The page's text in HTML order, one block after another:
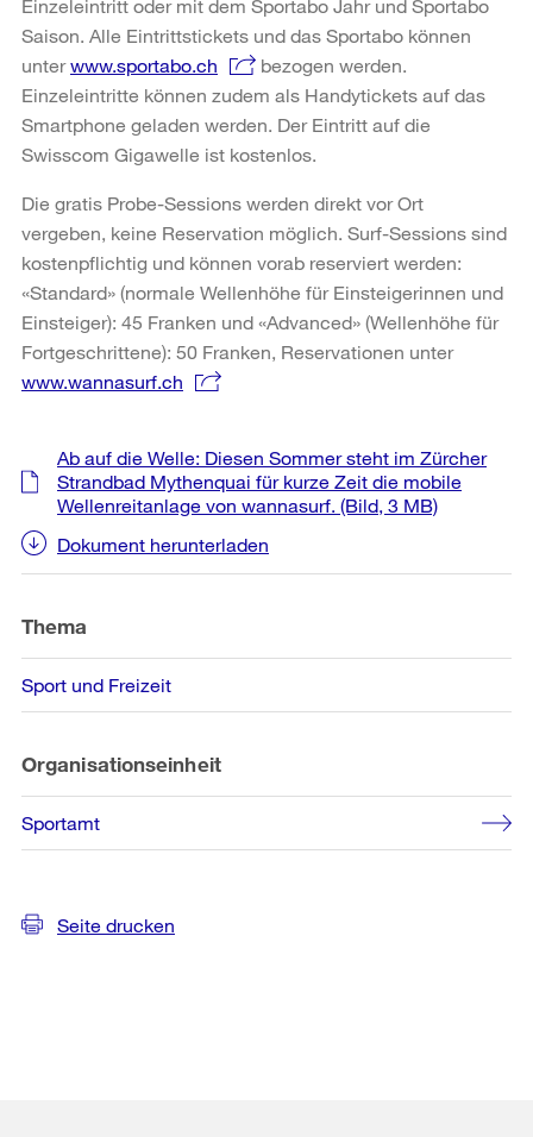
Einzeleintritt oder mit dem Sportabo Jahr und Sportabo
Saison. Alle Eintrittstickets und das Sportabo können
unterwww.sportabo.ch
bezogen werden.
Einzeleintritte können zudem als Handytickets auf das
Smartphone geladen werden. Der Eintritt auf die
Swisscom Gigawelle ist kostenlos.
Die gratis Probe-Sessions werden direkt vor Ort
vergeben, keine Reservation möglich. Surf-Sessions sind
kostenpflichtig und können vorab reserviert werden:
«Standard» (normale Wellenhöhe für Einsteigerinnen und
Einsteiger): 45 Franken und «Advanced» (Wellenhöhe für
Fortgeschrittene): 50 Franken, Reservationen unter
www.wannasurf.ch
Weitere
Informationen
Ab auf die Welle: Diesen Sommer steht im Zürcher
Strandbad Mythenquai für kurze Zeit die mobile
Wellenreitanlage von wannasurf. (Bild, 3 MB)
Dokument herunterladen
Thema
Sport und Freizeit
Organisationseinheit
Sportamt
Seite drucken